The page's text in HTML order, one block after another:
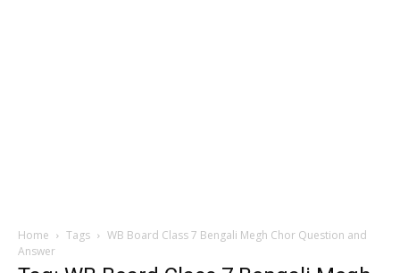
Home Tags
WB Board Class 7 Bengali Megh Chor Question and
Answer